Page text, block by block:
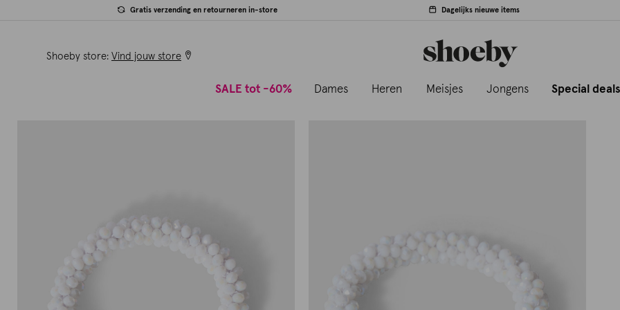
Gratis verzending en retourneren in-store Dagelijks nieuwe items
Shoeby store: Vind jouw store
SALE tot -60% Dames Heren Meisjes Jongens Special deals